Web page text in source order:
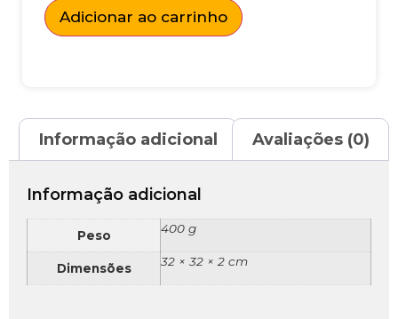
Adicionar ao carrinho
Informação adicional Avaliações (0)
Informação adicional
Peso 400 g
Dimensões 32 × 32 × 2 cm